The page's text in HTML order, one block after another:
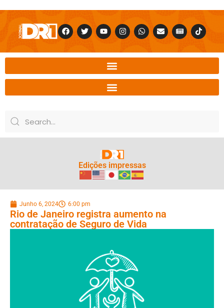
Edições impressas
Junho 6, 2024 6:00 pm
Rio de Janeiro registra aumento na
contratação de Seguro de Vida